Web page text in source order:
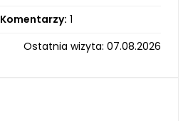
Komentarzy: 1
Ostatnia wizyta: 07.08.2026